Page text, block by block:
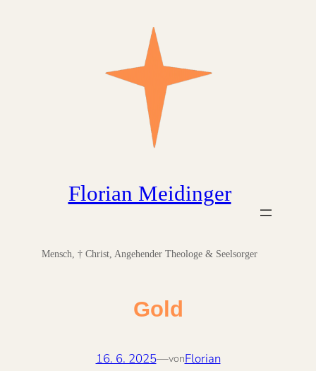
Florian Meidinger
Mensch, † Christ, Angehender Theologe & Seelsorger
Gold
16. 6. 2025—vonFlorian